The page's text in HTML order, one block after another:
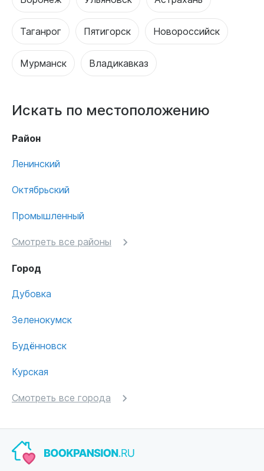
Таганрог Пятигорск Новороссийск
Мурманск Владикавказ
Искать по местоположению
Район
Ленинский
Октябрьский
Промышленный
Смотреть все районы
Город
Дубовка
Зеленокумск
Будённовск
Курская
Смотреть все города